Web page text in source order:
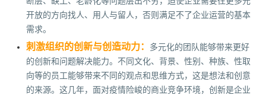
开放的方向找人、用人与留人，否则满足不了企业运营的基本
需求。
刺激组织的创新与创造动力：
多元化的团队能够带来更好
的创新和问题解决能力。不同文化、背景、性别、种族、性取
向等的员工能够带来不同的观点和思维方式，这是想法和创意
的来源。这几年，面对疫情险峻的商业竞争环境，创新是企业